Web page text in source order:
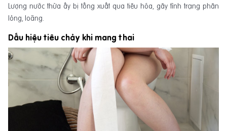
Lượng nước thừa ấy bị tống xuất qua tiêu hóa, gây tình trạng phân
lỏng, loãng.
Dấu hiệu tiêu chảy khi mang thai